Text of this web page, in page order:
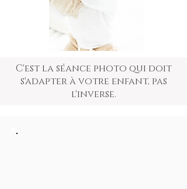
C'est la séance photo qui doit
s'adapter à votre enfant, pas
l'inverse.